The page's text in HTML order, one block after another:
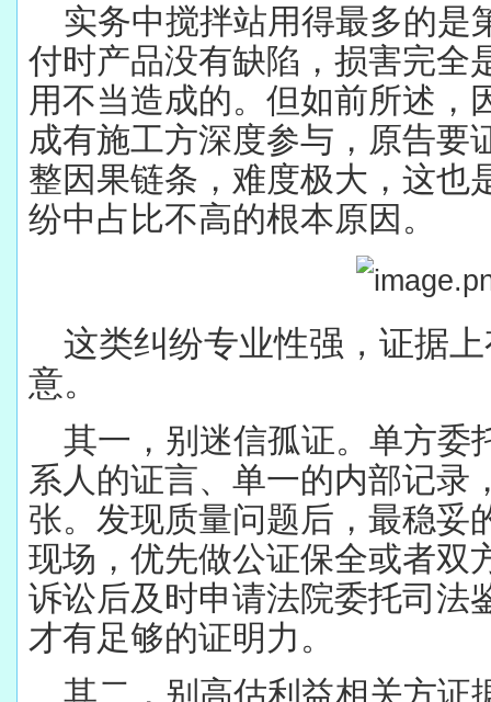
实务中搅拌站用得最多的是
付时产品没有缺陷，损害完全
用不当造成的。但如前所述，
成有施工方深度参与，原告要
整因果链条，难度极大，这也
纷中占比不高的根本原因。
这类纠纷专业性强，证据
意。
其一，别迷信孤证。单方委
系人的证言、单一的内部记录
张。发现质量问题后，最稳妥
现场，优先做公证保全或者双
诉讼后及时申请法院委托司法
才有足够的证明力。
其二，别高估利益相关方证